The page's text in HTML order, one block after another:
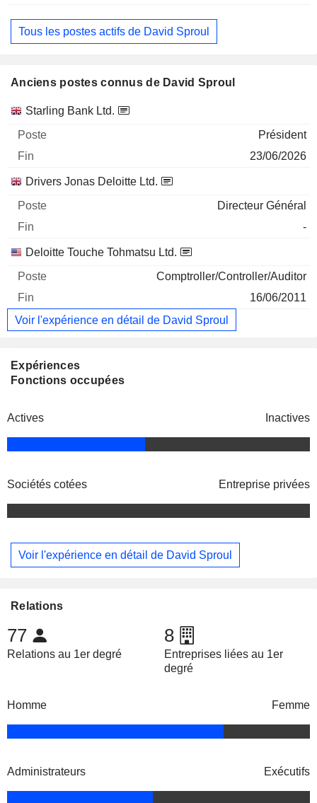
Tous les postes actifs de David Sproul
Anciens postes connus de David Sproul
Sociétés Poste Fin
Starling Bank Ltd.
Président
23/06/2026
Drivers Jonas Deloitte Ltd.
Directeur Général
-
Deloitte Touche Tohmatsu Ltd.
Comptroller/Controller/Auditor
16/06/2011
Voir l'expérience en détail de David Sproul
Expériences
Fonctions occupées
Actives Inactives
Sociétés cotées Entreprise privées
Voir l'expérience en détail de David Sproul
Relations
77
Relations au 1er degré
8
Entreprises liées au 1er
degré
Homme Femme
Administrateurs Exécutifs